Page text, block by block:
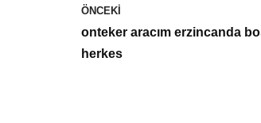
ÖNCEKI
onteker aracım erzincanda
herkes